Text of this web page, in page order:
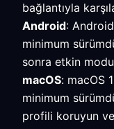
bağlantıyla
Android:
minimum
sonra etkin
macOS: macOS
minimum
profili koruyun